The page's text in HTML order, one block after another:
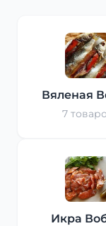
Вяленая
7
Икра